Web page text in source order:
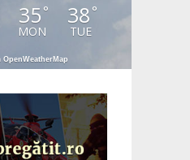
35 °
MON
38 °
TUE